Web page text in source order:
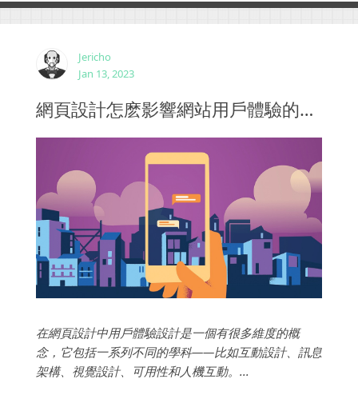
Jericho
Jan 13, 2023
網頁設計怎麽影響網站用戶體驗的4個關鍵因素
在網頁設計中用戶體驗設計是一個有很多維度的概
念，它包括一系列不同的學科——比如互動設計、訊息
架構、視覺設計、可用性和人機互動。...